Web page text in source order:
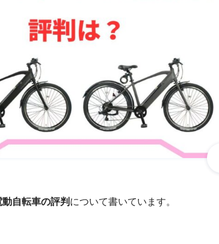
自転車の評判 について書いています。